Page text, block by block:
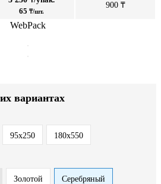
65 ₸/шт.
900 ₸
WebPack
вариантах
95x250 180x550
Золотой Серебряный